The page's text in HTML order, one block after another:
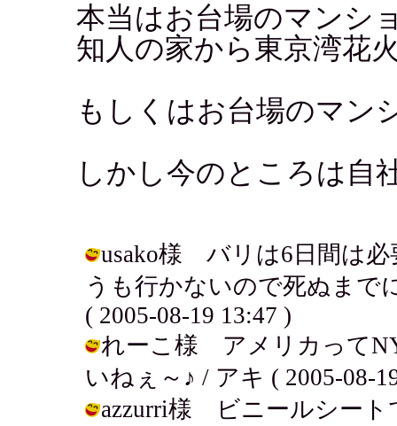
本当はお台場のマンシ
知人の家から東京湾花
もしくはお台場のマン
しかし今のところは自
usako様 バリは6日間は必
うも行かないので死ぬまで
( 2005-08-19 13:47 )
れーこ様 アメリカって
いねぇ～♪ / アキ ( 2005-08-
azzurri様 ビニールシート